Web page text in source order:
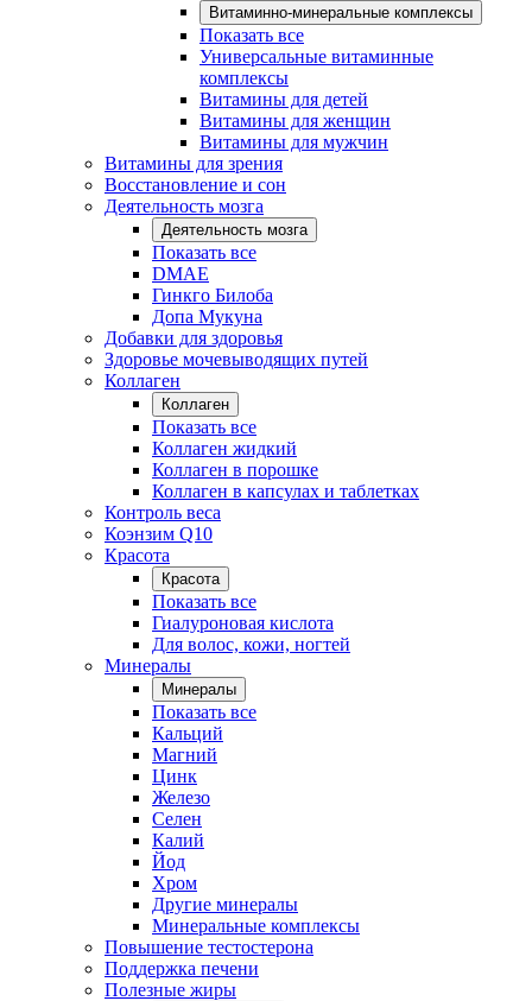
Витаминно-минеральные комплексы
Показать все
Универсальные витаминные
комплексы
Витамины для детей
Витамины для женщин
Витамины для мужчин
Витамины для зрения
Восстановление и сон
Деятельность мозга
Деятельность мозга
Показать все
DMAE
Гинкго Билоба
Допа Мукуна
Добавки для здоровья
Здоровье мочевыводящих путей
Коллаген
Коллаген
Показать все
Коллаген жидкий
Коллаген в порошке
Коллаген в капсулах и таблетках
Контроль веса
Коэнзим Q10
Красота
Красота
Показать все
Гиалуроновая кислота
Для волос, кожи, ногтей
Минералы
Минералы
Показать все
Кальций
Магний
Цинк
Железо
Селен
Калий
Йод
Хром
Другие минералы
Минеральные комплексы
Повышение тестостерона
Поддержка печени
Полезные жиры